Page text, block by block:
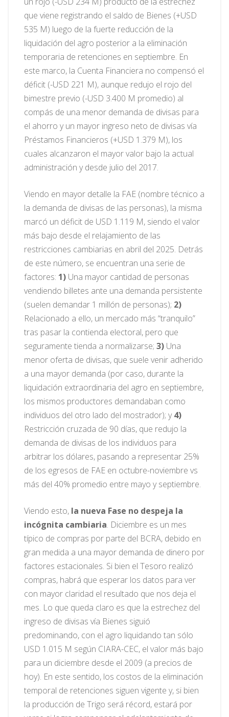
que viene registrando el saldo de Bienes (+USD
535 M) luego de la fuerte reducción de la
liquidación del agro posterior a la eliminación
temporaria de retenciones en septiembre. En
este marco, la Cuenta Financiera no compensó el
déficit (-USD 221 M), aunque redujo el rojo del
bimestre previo (-USD 3.400 M promedio) al
compás de una menor demanda de divisas para
el ahorro y un mayor ingreso neto de divisas vía
Préstamos Financieros (+USD 1.379 M), los
cuales alcanzaron el mayor valor bajo la actual
administración y desde julio del 2017.
Viendo en mayor detalle la FAE (nombre técnico a
la demanda de divisas de las personas), la misma
marcó un déficit de USD 1.119 M, siendo el valor
más bajo desde el relajamiento de las
restricciones cambiarias en abril del 2025. Detrás
de este número, se encuentran una serie de
factores: 1) Una mayor cantidad de personas
vendiendo billetes ante una demanda persistente
(suelen demandar 1 millón de personas); 2)
Relacionado a ello, un mercado más “tranquilo”
tras pasar la contienda electoral, pero que
seguramente tienda a normalizarse; 3) Una
menor oferta de divisas, que suele venir adherido
a una mayor demanda (por caso, durante la
liquidación extraordinaria del agro en septiembre,
los mismos productores demandaban como
individuos del otro lado del mostrador); y4)
Restricción cruzada de 90 días, que redujo la
demanda de divisas de los individuos para
arbitrar los dólares, pasando a representar 25%
de los egresos de FAE en octubre-noviembre vs
más del 40% promedio entre mayo y septiembre.
Viendo esto, la nueva Fase no despeja la
incógnita cambiaria. Diciembre es un mes
típico de compras por parte del BCRA, debido en
gran medida a una mayor demanda de dinero por
factores estacionales. Si bien el Tesoro realizó
compras, habrá que esperar los datos para ver
con mayor claridad el resultado que nos deja el
mes. Lo que queda claro es que la estrechez del
ingreso de divisas vía Bienes siguió
predominando, con el agro liquidando tan sólo
USD 1.015 M según CIARA-CEC, el valor más bajo
para un diciembre desde el 2009 (a precios de
hoy). En este sentido, los costos de la eliminación
temporal de retenciones siguen vigente y, si bien
la producción de Trigo será récord, estará por